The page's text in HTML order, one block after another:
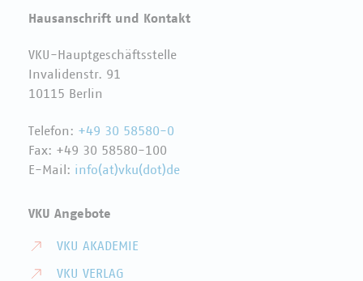
Hausanschrift und Kontakt
VKU-Hauptgeschäftsstelle
Invalidenstr. 91
10115 Berlin
Telefon: +49 30 58580-0
Fax: +49 30 58580-100
E-Mail: info(at)vku(dot)de
VKU Angebote
VKU AKADEMIE
VKU VERLAG